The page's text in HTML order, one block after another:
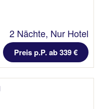
2 Nächte, Nur Hotel
Preis p.P. ab 339 €